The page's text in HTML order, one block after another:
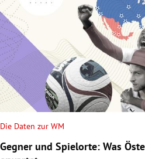
Die Daten zur WM
Gegner und Spielorte: Was